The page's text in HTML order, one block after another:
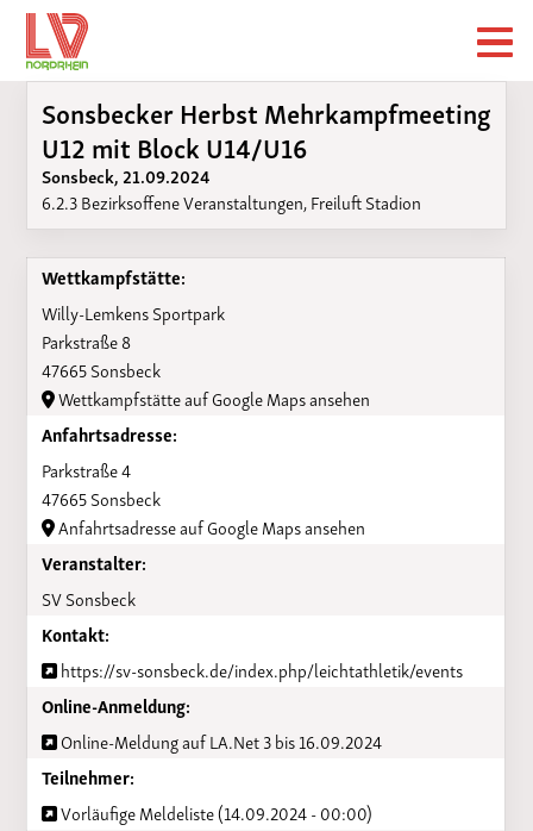
Sonsbecker Herbst Mehrkampfmeeting
U12 mit Block U14/U16
Sonsbeck, 21.09.2024
6.2.3 Bezirksoffene Veranstaltungen, Freiluft Stadion
Wettkampfstätte:
Willy-Lemkens Sportpark
Parkstraße 8
47665 Sonsbeck
Wettkampfstätte auf Google Maps ansehen
Anfahrtsadresse:
Parkstraße 4
47665 Sonsbeck
Anfahrtsadresse auf Google Maps ansehen
Veranstalter:
SV Sonsbeck
Kontakt:
https://sv-sonsbeck.de/index.php/leichtathletik/events
Online-Anmeldung:
Online-Meldung auf LA.Net 3 bis 16.09.2024
Teilnehmer:
Vorläufige Meldeliste (14.09.2024 - 00:00)